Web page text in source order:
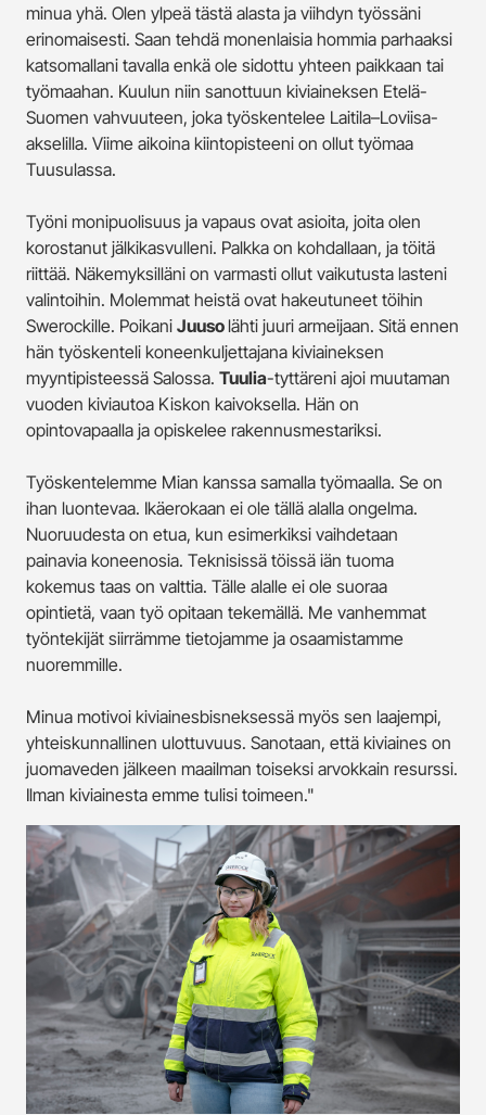
minua yhä. Olen ylpeä tästä alasta ja viihdyn työssäni
erinomaisesti. Saan tehdä monenlaisia hommia parhaaksi
katsomallani tavalla enkä ole sidottu yhteen paikkaan tai
työmaahan. Kuulun niin sanottuun kiviaineksen Etelä-
Suomen vahvuuteen, joka työskentelee Laitila–Loviisa-
akselilla. Viime aikoina kiintopisteeni on ollut työmaa
Tuusulassa.
Työni monipuolisuus ja vapaus ovat asioita, joita olen
korostanut jälkikasvulleni. Palkka on kohdallaan, ja töitä
riittää. Näkemyksilläni on varmasti ollut vaikutusta lasteni
valintoihin. Molemmat heistä ovat hakeutuneet töihin
Swerockille. Poikani Juusolähti juuri armeijaan. Sitä ennen
hän työskenteli koneenkuljettajana kiviaineksen
myyntipisteessä Salossa. Tuulia-tyttäreni ajoi muutaman
vuoden kiviautoa Kiskon kaivoksella. Hän on
opintovapaalla ja opiskelee rakennusmestariksi.
Työskentelemme Mian kanssa samalla työmaalla. Se on
ihan luontevaa. Ikäerokaan ei ole tällä alalla ongelma.
Nuoruudesta on etua, kun esimerkiksi vaihdetaan
painavia koneenosia. Teknisissä töissä iän tuoma
kokemus taas on valttia. Tälle alalle ei ole suoraa
opintietä, vaan työ opitaan tekemällä. Me vanhemmat
työntekijät siirrämme tietojamme ja osaamistamme
nuoremmille.
Minua motivoi kiviainesbisneksessä myös sen laajempi,
yhteiskunnallinen ulottuvuus. Sanotaan, että kiviaines on
juomaveden jälkeen maailman toiseksi arvokkain resurssi.
Ilman kiviainesta emme tulisi toimeen."